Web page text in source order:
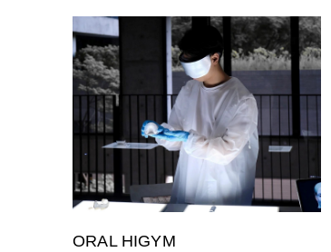
覽
ORAL HIGYM